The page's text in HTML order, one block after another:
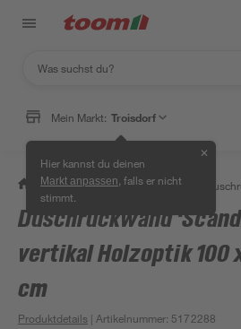
Mein Markt: Troisdorf
Hier kannst du deinen
Markt anpassen , falls er nicht
stimmt.
✕
/ Bad & Sanitär / Duschen
Duschrückwand
vertikal Holzoptik 100
cm
Produktdetails | Artikelnummer: 5172288